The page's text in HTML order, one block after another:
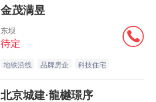
金茂满昱
东坝
待定
地铁沿线 品牌房企 科技住宅
北京城建·龍樾璟序